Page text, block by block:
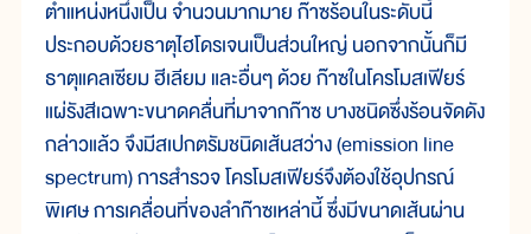
ตำแหน่งหนึ่งเป็น จำนวนมากมาย ก๊าซร้อนในระดับนี้
ประกอบด้วยธาตุไฮโดรเจนเป็นส่วนใหญ่ นอกจากนั้นก็มี
ธาตุแคลเซียม ฮีเลียม และอื่นๆ ด้วย ก๊าซในโครโมสเฟียร์
แผ่รังสีเฉพาะขนาดคลื่นที่มาจากก๊าซ บางชนิดซึ่งร้อนจัดดัง
กล่าวแล้ว จึงมีสเปกตรัมชนิดเส้นสว่าง (emission line
spectrum) การสำรวจ โครโมสเฟียร์จึงต้องใช้อุปกรณ์
พิเศษ การเคลื่อนที่ของลำก๊าซเหล่านี้ ซึ่งมีขนาดเส้นผ่าน